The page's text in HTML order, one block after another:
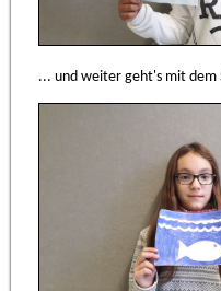
... und weiter geht's mit dem